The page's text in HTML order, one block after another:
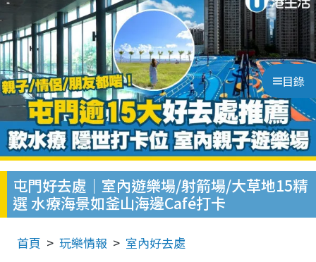
目錄
屯門好去處｜室內遊樂場/射箭場/大草地15精
選 水療海景如釜山海邊Café打卡
首頁 玩樂情報 室內好去處